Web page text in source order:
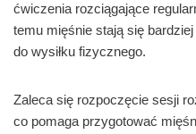
ćwiczenia rozciągające
temu mięśnie stają się
do wysiłku fizycznego.
Zaleca się rozpoczęcie sesji
co pomaga przygotować